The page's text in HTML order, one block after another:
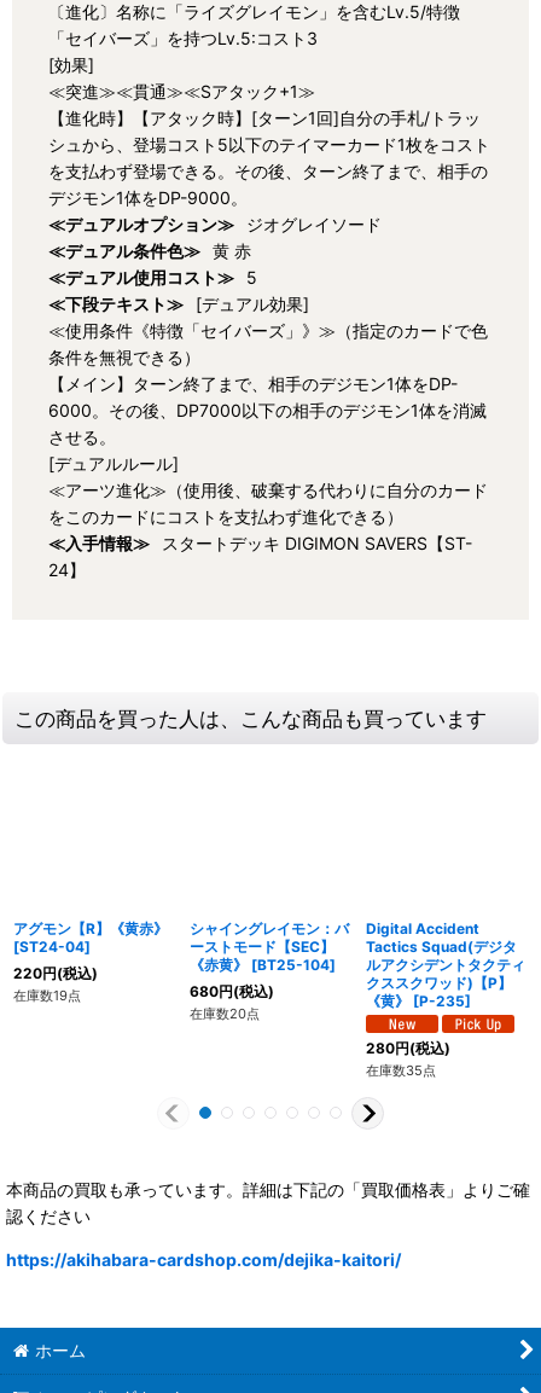
〔進化〕名称に「ライズグレイモン」を含むLv.5/特徴
「セイバーズ」を持つLv.5:コスト3
[効果]
≪突進≫≪貫通≫≪Sアタック+1≫
【進化時】【アタック時】[ターン1回]自分の手札/トラッ
シュから、登場コスト5以下のテイマーカード1枚をコスト
を支払わず登場できる。その後、ターン終了まで、相手の
デジモン1体をDP-9000。
≪デュアルオプション≫
ジオグレイソード
≪デュアル条件色≫ 黄 赤
≪デュアル使用コスト≫
5
≪下段テキスト≫
[デュアル効果]
≪使用条件《特徴「セイバーズ」》≫（指定のカードで色
条件を無視できる）
【メイン】ターン終了まで、相手のデジモン1体をDP-
6000。その後、DP7000以下の相手のデジモン1体を消滅
させる。
[デュアルルール]
≪アーツ進化≫（使用後、破棄する代わりに自分のカード
をこのカードにコストを支払わず進化できる）
≪入手情報≫
スタートデッキ DIGIMON SAVERS【ST-
24】
この商品を買った人は、こんな商品も買っています
アグモン【R】《黄赤》
[ST24-04]
220円(税込)
在庫数19点
シャイングレイモン：バ
ーストモード【SEC】
《赤黄》
[BT25-104]
680円(税込)
在庫数20点
Digital Accident
Tactics Squad(デジタ
ルアクシデントタクティ
クススクワッド)【P】
《黄》
[P-235]
280円(税込)
在庫数35点
本商品の買取も承っています。詳細は下記の「買取価格表」よりご確
認ください
https://akihabara-cardshop.com/dejika-kaitori/
ホーム